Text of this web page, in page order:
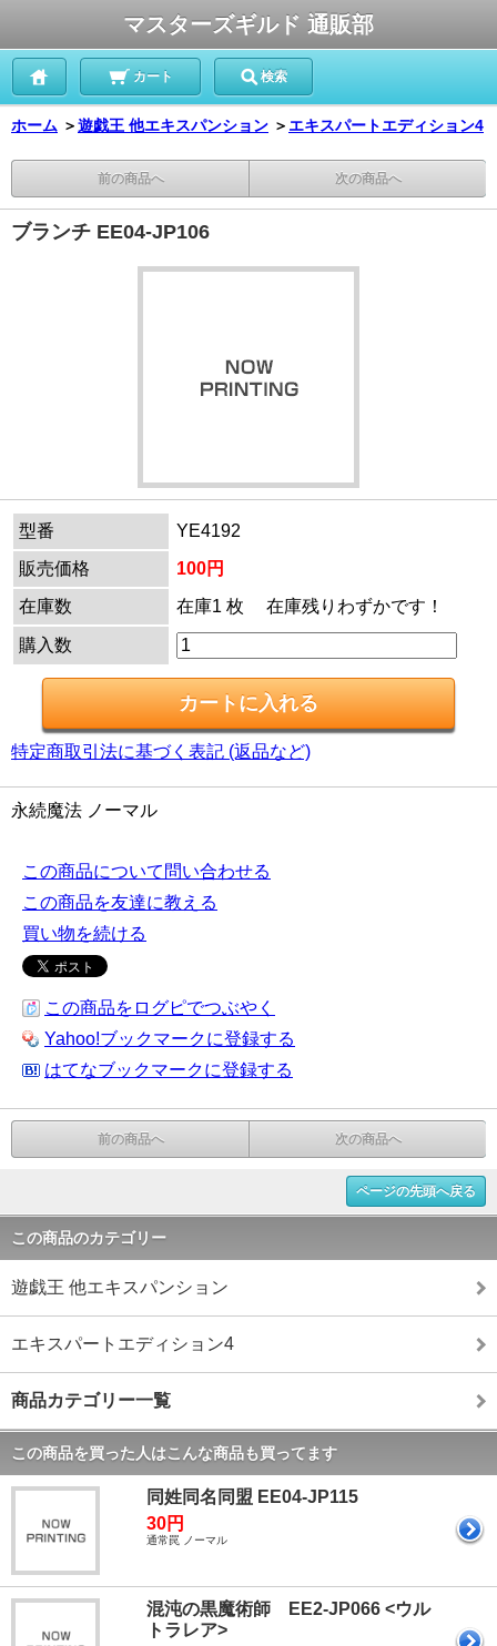
マスターズギルド 通販部
カート 検索
ホーム ＞遊戯王 他エキスパンション ＞ エキスパートエディション4
前の商品へ 次の商品へ
ブランチ EE04-JP106
型番
YE4192
販売価格
100円
在庫数
在庫1 枚 在庫残りわずかです！
購入数
特定商取引法に基づく表記 (返品など)
永続魔法 ノーマル
この商品について問い合わせる
この商品を友達に教える
買い物を続ける
この商品をログピでつぶやく
Yahoo!ブックマークに登録する
はてなブックマークに登録する
前の商品へ 次の商品へ
ページの先頭へ戻る
この商品のカテゴリー
遊戯王 他エキスパンション
エキスパートエディション4
商品カテゴリー一覧
この商品を買った人はこんな商品も買ってます
同姓同名同盟 EE04-JP115
30円
通常罠 ノーマル
混沌の黒魔術師 EE2-JP066 <ウル
トラレア>